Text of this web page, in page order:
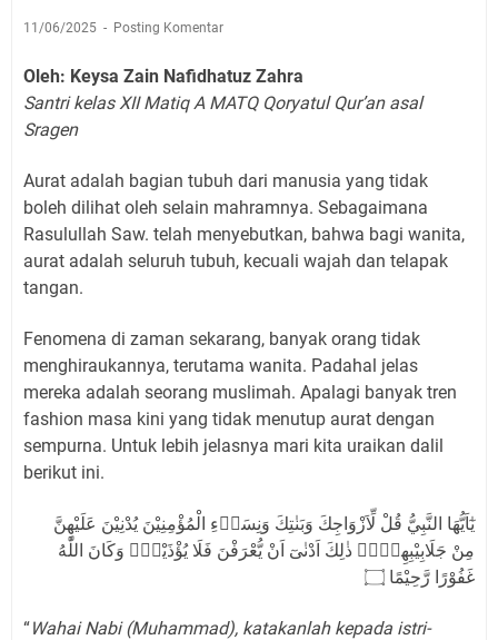
11/06/2025 Posting Komentar
Oleh: Keysa Zain Nafidhatuz Zahra
Santri kelas XII Matiq A MATQ Qoryatul Qur’an asal
Sragen
Aurat adalah bagian tubuh dari manusia yang tidak
boleh dilihat oleh selain mahramnya. Sebagaimana
Rasulullah Saw. telah menyebutkan, bahwa bagi wanita,
aurat adalah seluruh tubuh, kecuali wajah dan telapak
tangan.
Fenomena di zaman sekarang, banyak orang tidak
menghiraukannya, terutama wanita. Padahal jelas
mereka adalah seorang muslimah. Apalagi banyak tren
fashion masa kini yang tidak menutup aurat dengan
sempurna. Untuk lebih jelasnya mari kita uraikan dalil
berikut ini.
مِنْ جَلَابِيْبِهِنَّۗ ذٰلِكَ اَدْنٰىٓ اَنْ يُّعْرَفْنَ فَلَا يُؤْذَيْنَۗ وَكَانَ اللّٰهُ
غَفُوْرًا رَّحِيْمًا ۝
“Wahai Nabi (Muhammad), katakanlah kepada istri-